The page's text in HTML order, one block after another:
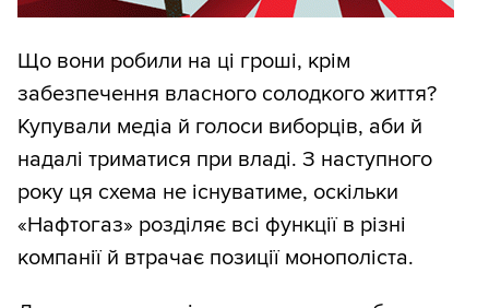
Що вони робили на ці гроші, крім
забезпечення власного солодкого життя?
Купували медіа й голоси виборців, аби й
надалі триматися при владі. З наступного
року ця схема не існуватиме, оскільки
«Нафтогаз» розділяє всі функції в різні
компанії й втрачає позиції монополіста.